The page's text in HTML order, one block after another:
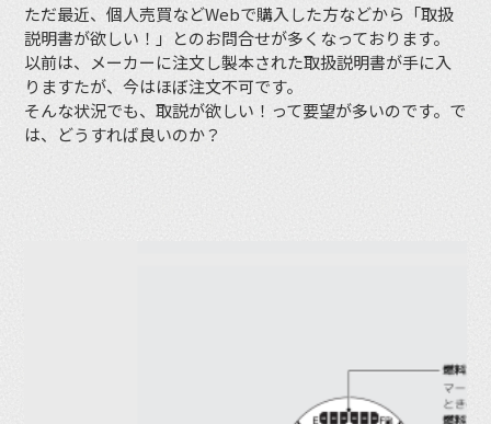
ただ最近、個人売買などWebで購入した方などから「取扱
説明書が欲しい！」とのお問合せが多くなっております。
以前は、メーカーに注文し製本された取扱説明書が手に入
りますたが、今はほぼ注文不可です。
そんな状況でも、取説が欲しい！って要望が多いのです。で
は、どうすれば良いのか？